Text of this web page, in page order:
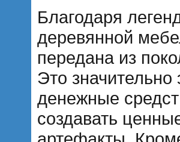
Благодаря
деревянной
передана из
Это
денежные
создавать